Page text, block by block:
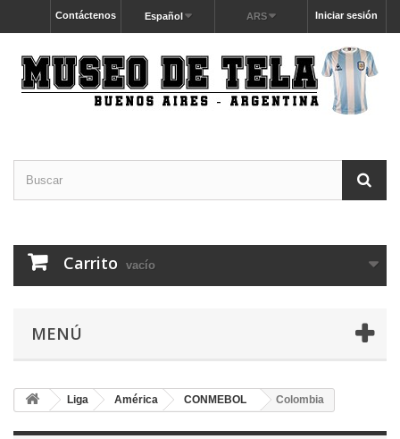
Iniciar sesión
ARS
Español
Contáctenos
Carrito vacío
MENÚ
Liga América CONMEBOL Colombia